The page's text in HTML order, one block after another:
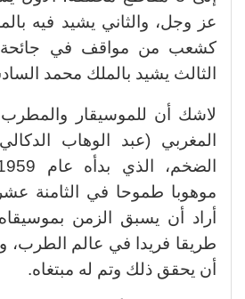
عز وجل، والثاني يشيد فيه
كشعب من مواقف في جائحة
الثالث يشيد بالملك محمد
لاشك أن للموسيقار والمطرب
المغربي (عبد الوهاب
موهوبا طموحا في الثامنة
أراد أن يسبق الزمن
طريقا فريدا في عالم الطرب،
أن يحقق ذلك وتم له مبتغاه.